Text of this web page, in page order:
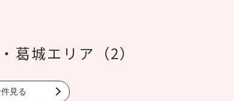
葛城エリア（2）
見る